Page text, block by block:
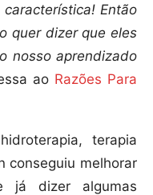
Então
quer dizer que eles
nosso aprendizado
ao Razões Para
terapia
conseguiu melhorar
já dizer algumas